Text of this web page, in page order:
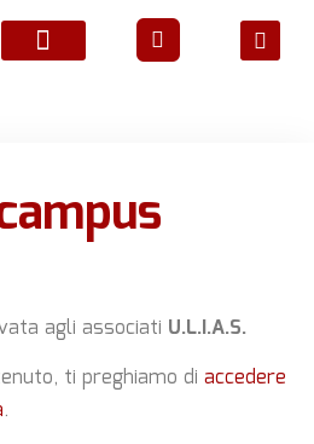
agli associati U.L.I.A.S.
ti preghiamo di accedere
.